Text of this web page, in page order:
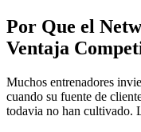
Por Que el
Ventaja
Muchos entrenadores
cuando su fuente de
todavia no han cultivado.